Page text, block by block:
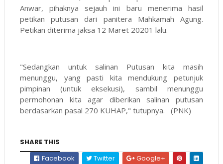
Anwar, pihaknya sejauh ini baru menerima hasil
petikan putusan dari panitera Mahkamah Agung.
Petikan diterima jaksa 12 Maret 20201 lalu.
"Sedangkan untuk salinan Putusan kita masih
menunggu, yang pasti kita mendukung petunjuk
pimpinan (untuk eksekusi), sambil menunggu
permohonan kita agar diberikan salinan putusan
berdasarkan pasal 270 KUHAP," tutupnya. (PNK)
SHARE THIS
Facebook
Twitter Google+